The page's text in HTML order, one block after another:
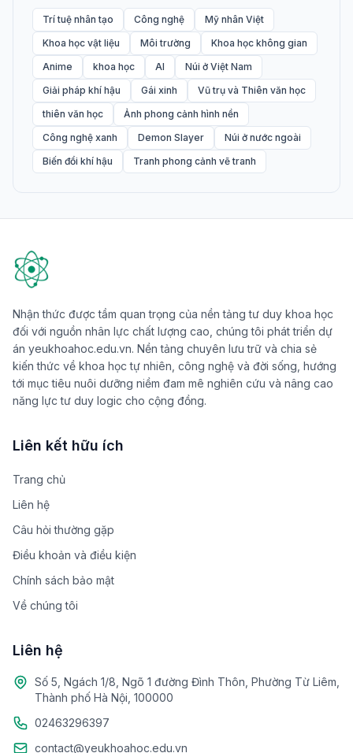
Trí tuệ nhân tạo Công nghệ
Mỹ nhân Việt
Khoa học vật liệu
Môi trường
Khoa học không gian
Anime
khoa học AI
Núi ở Việt Nam
Giải pháp khí hậu
Gái xinh
Vũ trụ và Thiên văn học
thiên văn học
Ảnh phong cảnh hình nền
Công nghệ xanh
Demon Slayer
Núi ở nước ngoài
Biến đổi khí hậu
Tranh phong cảnh vẽ tranh
Nhận thức được tầm quan trọng của nền tảng tư duy khoa học
đối với nguồn nhân lực chất lượng cao, chúng tôi phát triển dự
án yeukhoahoc.edu.vn. Nền tảng chuyên lưu trữ và chia sẻ
kiến thức về khoa học tự nhiên, công nghệ và đời sống, hướng
tới mục tiêu nuôi dưỡng niềm đam mê nghiên cứu và nâng cao
năng lực tư duy logic cho cộng đồng.
Liên kết hữu ích
Trang chủ
Liên hệ
Câu hỏi thường gặp
Điều khoản và điều kiện
Chính sách bảo mật
Về chúng tôi
Liên hệ
Số 5, Ngách 1/8, Ngõ 1 đường Đình Thôn, Phường Từ Liêm,
Thành phố Hà Nội, 100000
02463296397
contact@yeukhoahoc.edu.vn